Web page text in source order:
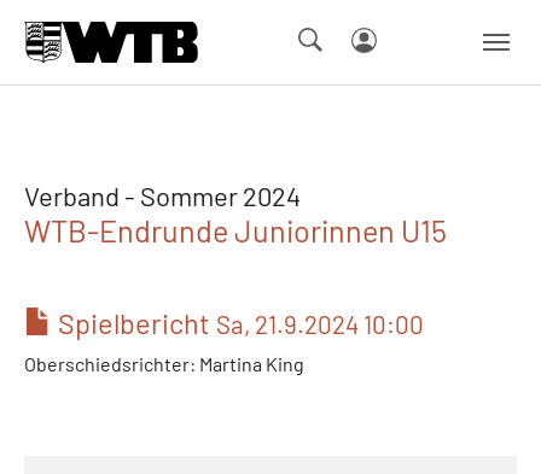
Verband - Sommer 2024
WTB-Endrunde Juniorinnen U15
Spielbericht Sa, 21.9.2024 10:00
Oberschiedsrichter: Martina King